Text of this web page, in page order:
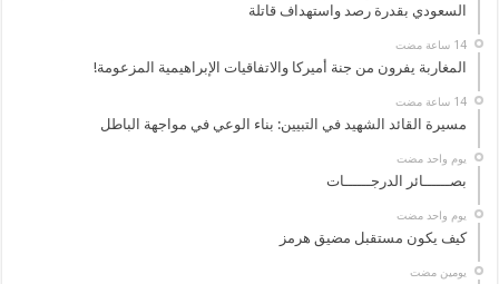
السعودي بقدرة رصد واستهداف قاتلة
‏14 ساعة مضت
المغاربة يفرون من جنة أميركا والاتفاقيات الإبراهيمية المزعومة!
‏14 ساعة مضت
مسيرة القائد الشهيد في التبيين: بناء الوعي في مواجهة الباطل
‏يوم واحد مضت
بصــــــائر الدرجــــــات
‏يوم واحد مضت
كيف يكون مستقبل مضيق هرمز
‏يومين مضت